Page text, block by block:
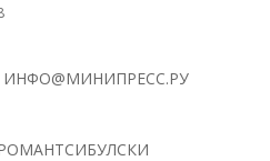
ИНФО@МИНИПРЕСС.РУ